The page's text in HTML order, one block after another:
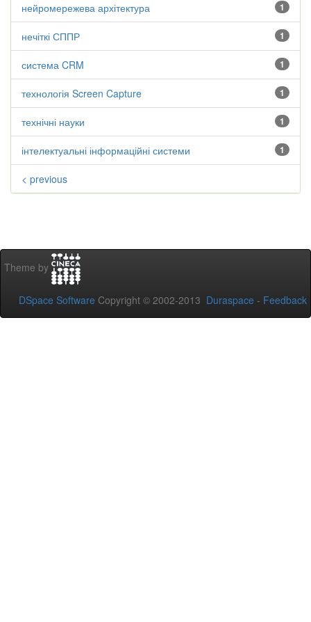
1
нейромережева архітектура
1
нечіткі СППР
1
система CRM
1
технологія Screen Capture
1
технічні науки
1
інтелектуальні інформаційні системи
< previous
Theme by
DSpace Software Copyright © 2002-2013 Duraspace - Feedback